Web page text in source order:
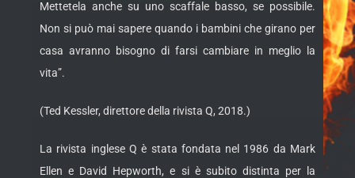
Mettetela anche su uno scaffale basso, se possibile.
Non si può mai sapere quando i bambini che girano per
casa avranno bisogno di farsi cambiare in meglio la
vita”.
(Ted Kessler, direttore della rivista Q, 2018.)
La rivista inglese Q è stata fondata nel 1986 da Mark
Ellen e David Hepworth, e si è subito distinta per la